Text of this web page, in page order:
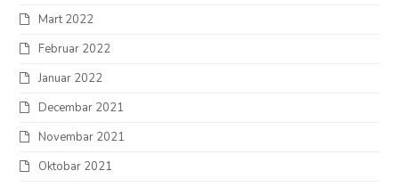
Mart 2022
Februar 2022
Januar 2022
Decembar 2021
Novembar 2021
Oktobar 2021